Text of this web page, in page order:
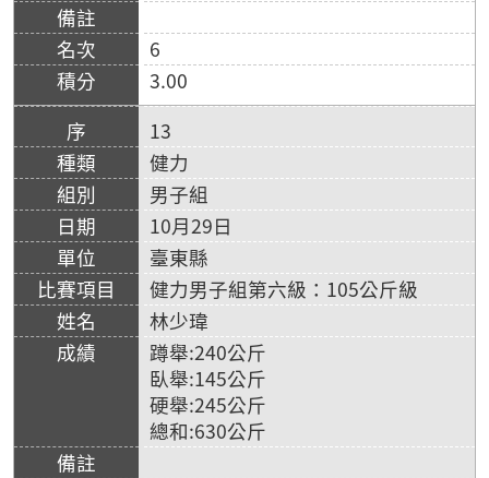
6
3.00
13
健力
男子組
10月29日
臺東縣
健力男子組第六級：105公斤級
林少瑋
蹲舉:240公斤
臥舉:145公斤
硬舉:245公斤
總和:630公斤